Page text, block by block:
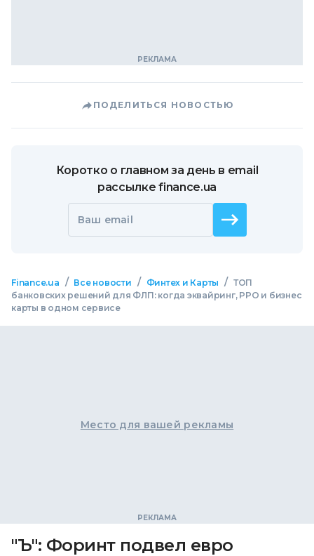
ПОДЕЛИТЬСЯ НОВОСТЬЮ
Коротко о главном за день в email
рассылке finance.ua
Ваш email
Finance.ua / Все новости / Финтех и Карты / ТОП
банковских решений для ФЛП: когда эквайринг, РРО и бизнес
карты в одном сервисе
Место для вашей рекламы
"Ъ": Форинт подвел евро